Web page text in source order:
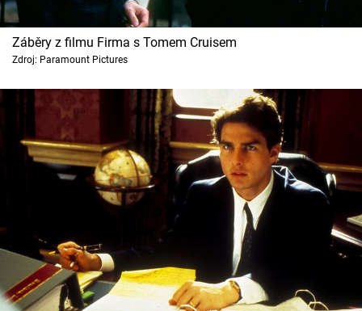
Hry
Cool Esport
Pořady
TV Program
Sledujte prima+
Přihlášení
Sledujte nás
Záběry z filmu Firma s Tomem Cruisem
Zdroj: Paramount Pictures